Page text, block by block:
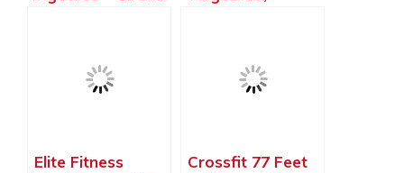
Elite Fitness
Crossfit 77 Feet